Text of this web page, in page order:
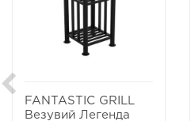
FANTASTIC GRILL
Везувий Легенда